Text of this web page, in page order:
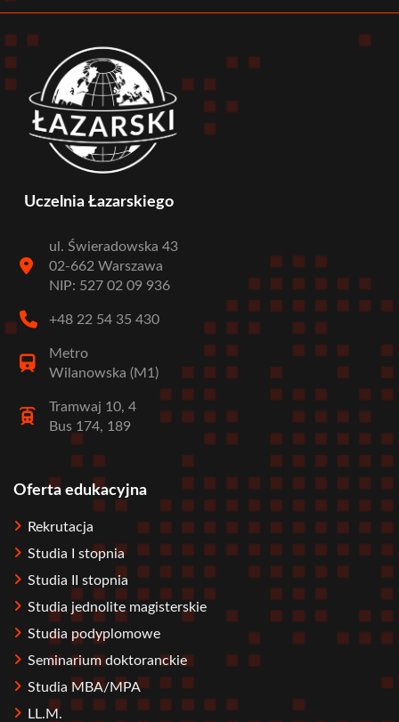
Uczelnia Łazarskiego
ul. Świeradowska 43
02-662 Warszawa
NIP: 527 02 09 936
+48 22 54 35 430
Metro
Wilanowska (M1)
Tramwaj 10, 4
Bus 174, 189
Stopka
Oferta edukacyjna
Rekrutacja
Studia I stopnia
Studia II stopnia
Studia jednolite magisterskie
Studia podyplomowe
Seminarium doktoranckie
Studia MBA/MPA
LL.M.